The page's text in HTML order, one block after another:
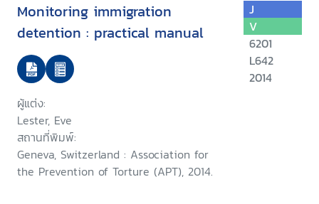
Monitoring immigration
detention : practical manual
ผู้แต่ง:
Lester, Eve
สถานที่พิมพ์:
Geneva, Switzerland : Association for
the Prevention of Torture (APT), 2014.
J
V
6201
L642
2014